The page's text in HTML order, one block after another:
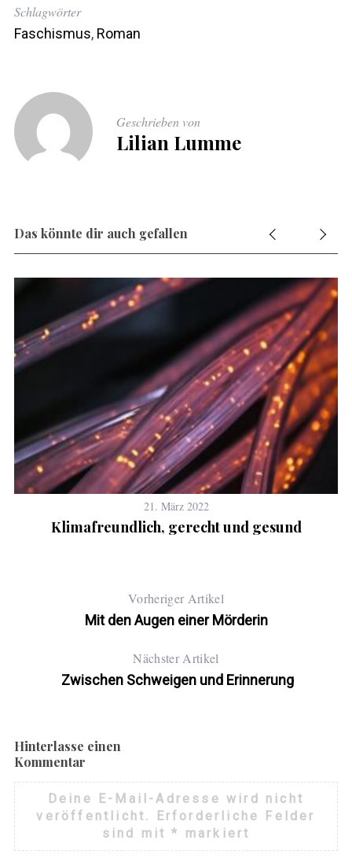
Schlagwörter
Faschismus, Roman
Geschrieben von
Lilian Lumme
Das könnte dir auch gefallen
21. März 2022
Klimafreundlich, gerecht und gesund
Vorheriger Artikel
Mit den Augen einer Mörderin
Nächster Artikel
Zwischen Schweigen und Erinnerung
Hinterlasse einen
Kommentar
Deine E-Mail-Adresse wird nicht
veröffentlicht.
Erforderliche Felder
sind mit* markiert